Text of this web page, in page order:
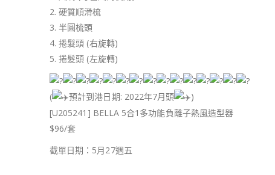
2. 硬質順滑梳
3. 半圓梳頭
4. 捲髮頭 (右旋轉)
5. 捲髮頭 (左旋轉)
( 預計到港日期: 2022年7月頭
)
[U205241] BELLA 5合1多功能負離子熱風造型器
$96/套
截單日期：5月27週五